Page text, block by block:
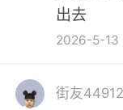
出去
2026-5-13
街友